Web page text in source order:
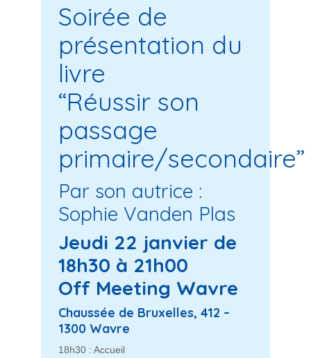
Soirée de
présentation du
livre
“Réussir son
passage
primaire/secondaire”
Par son autrice :
Sophie Vanden Plas
Jeudi 22 janvier de
18h30 à 21h00
Off Meeting Wavre
Chaussée de Bruxelles, 412 –
1300 Wavre
18h30 : Accueil